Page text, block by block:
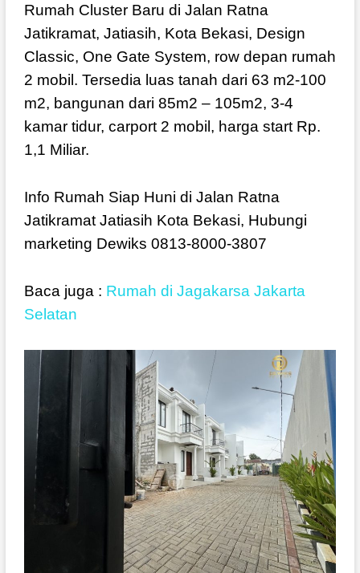
Rumah Cluster Baru di Jalan Ratna
Jatikramat, Jatiasih, Kota Bekasi, Design
Classic, One Gate System, row depan rumah
2 mobil. Tersedia luas tanah dari 63 m2-100
m2, bangunan dari 85m2 – 105m2, 3-4
kamar tidur, carport 2 mobil, harga start Rp.
1,1 Miliar.
Info Rumah Siap Huni di Jalan Ratna
Jatikramat Jatiasih Kota Bekasi, Hubungi
marketing Dewiks 0813-8000-3807
Baca juga : Rumah di Jagakarsa Jakarta
Selatan